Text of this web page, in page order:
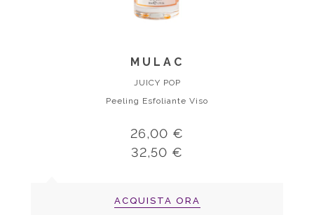
MULAC
JUICY POP
Peeling Esfoliante Viso
26,00 €
32,50 €
ACQUISTA ORA